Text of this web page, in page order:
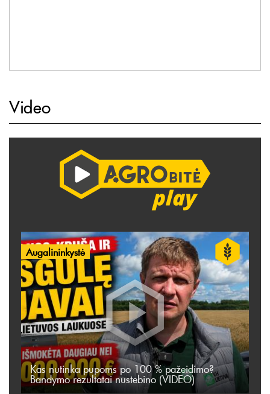
Video
Augalininkystė
Kas nutinka pupoms po 100 % pažeidimo?
Bandymo rezultatai nustebino (VIDEO)